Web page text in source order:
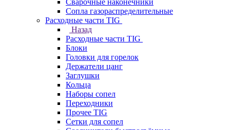
Сварочные наконечники
Сопла газораспределительные
Расходные части TIG
Назад
Расходные части TIG
Блоки
Головки для горелок
Держатели цанг
Заглушки
Кольца
Наборы сопел
Переходники
Прочее TIG
Сетки для сопел